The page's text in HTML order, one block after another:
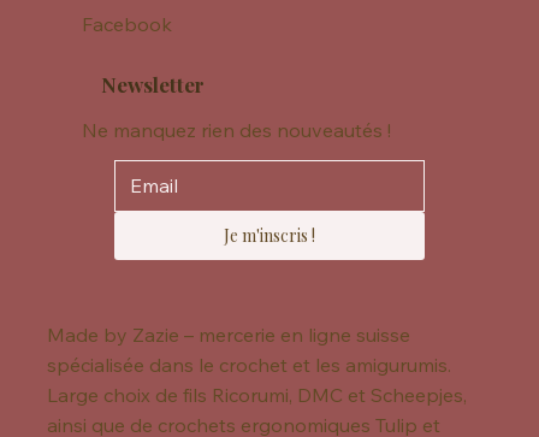
Facebook
Newsletter
Ne manquez rien des nouveautés !
Je m'inscris !
Made by Zazie – mercerie en ligne suisse
spécialisée dans le crochet et les amigurumis.
Large choix de fils Ricorumi, DMC et Scheepjes,
ainsi que de crochets ergonomiques Tulip et